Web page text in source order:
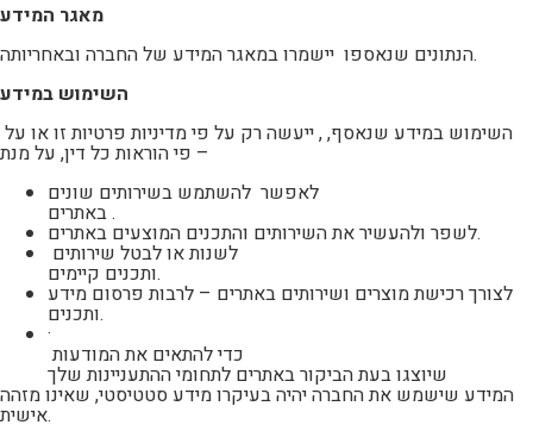
מאגר המידע
הנתונים שנאספו יישמרו במאגר המידע של החברה ובאחריותה.
השימוש במידע
פי הוראות כל דין, על מנת –
לאפשר להשתמש בשירותים שונים
באתרים .
לשפר ולהעשיר את השירותים והתכנים המוצעים באתרים.
לשנות או לבטל שירותים
ותכנים קיימים.
לצורך רכישת מוצרים ושירותים באתרים – לרבות פרסום מידע
ותכנים.
·
כדי להתאים את המודעות
שיוצגו בעת הביקור באתרים לתחומי ההתעניינות שלך
המידע שישמש את החברה יהיה בעיקרו מידע סטטיסטי, שאינו מזהה
אישית.